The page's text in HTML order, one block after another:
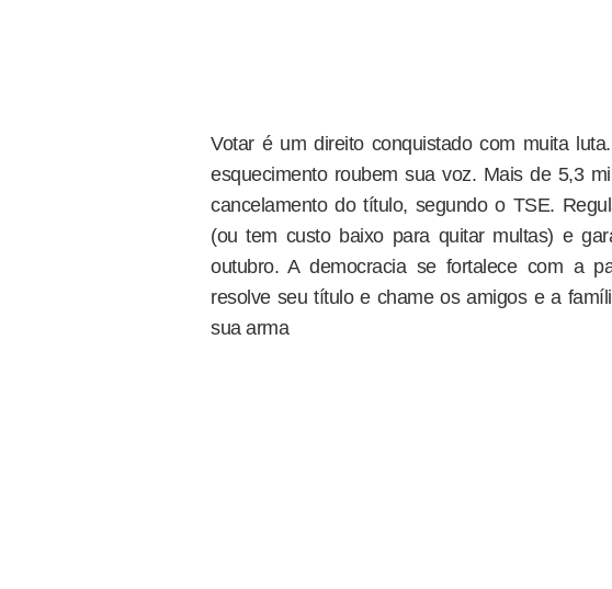
Votar é um direito conquistado com muita
esquecimento roubem sua voz. Mais de 5,3
cancelamento do título, segundo o TSE.
(ou tem custo baixo para quitar multas) e
outubro. A democracia se fortalece com a
resolve seu título e chame os amigos e a
sua arma